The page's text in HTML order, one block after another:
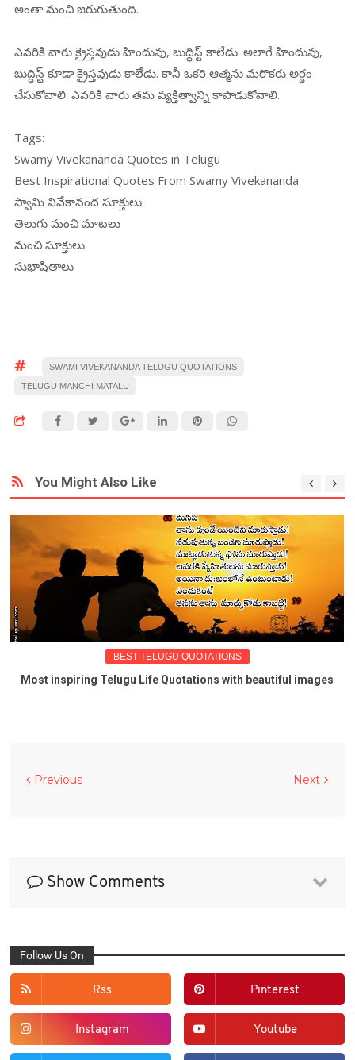
అంతా మంచి జరుగుతుంది.
ఎవరికి వారు క్రైస్తవుడు హిందువు, బుద్ధిస్ట్ కాలేడు. అలాగే హిందువు,
బుద్ధిస్ట్ కూడా క్రైస్తవుడు కాలేడు. కానీ ఒకరి ఆత్మను మరొకరు అర్థం
చేసుకోవాలి. ఎవరికి వారు తమ వ్యక్తిత్వాన్ని కాపాడుకోవాలి.
Tags:
Swamy Vivekananda Quotes in Telugu
Best Inspirational Quotes From Swamy Vivekananda
స్వామి వివేకానంద సూక్తులు
తెలుగు మంచి మాటలు
మంచి సూక్తులు
సుభాషితాలు
SWAMI VIVEKANANDA TELUGU QUOTATIONS
TELUGU MANCHI MATALU
You Might Also Like
BEST TELUGU QUOTATIONS
inspiring Telugu Life Quotations with beautiful images
Next
Previous
Show Comments
Follow Us On
Rss Pinterest
Instagram Youtube